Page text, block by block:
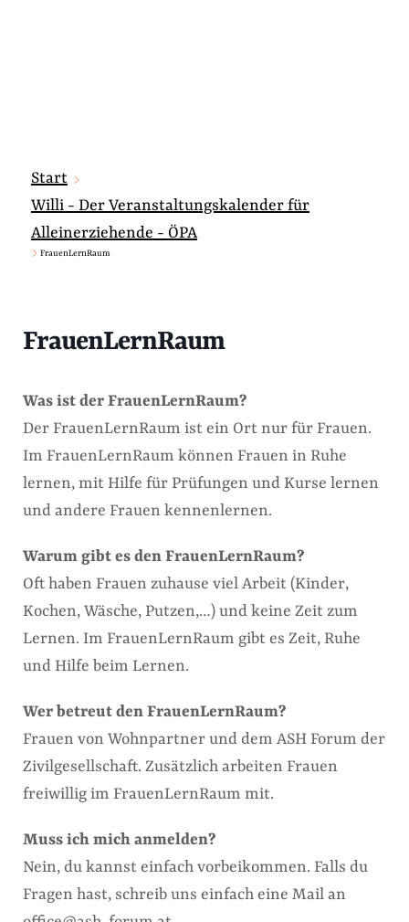
Start
Willi - Der Veranstaltungskalender für
Alleinerziehende - ÖPA
FrauenLernRaum
FrauenLernRaum
Was ist der FrauenLernRaum?
Der FrauenLernRaum ist ein Ort nur für Frauen.
Im FrauenLernRaum können Frauen in Ruhe
lernen, mit Hilfe für Prüfungen und Kurse lernen
und andere Frauen kennenlernen.
Warum gibt es den FrauenLernRaum?
Oft haben Frauen zuhause viel Arbeit (Kinder,
Kochen, Wäsche, Putzen,…) und keine Zeit zum
Lernen. Im FrauenLernRaum gibt es Zeit, Ruhe
und Hilfe beim Lernen.
Wer betreut den FrauenLernRaum?
Frauen von Wohnpartner und dem ASH Forum der
Zivilgesellschaft. Zusätzlich arbeiten Frauen
freiwillig im FrauenLernRaum mit.
Muss ich mich anmelden?
Nein, du kannst einfach vorbeikommen. Falls du
Fragen hast, schreib uns einfach eine Mail an